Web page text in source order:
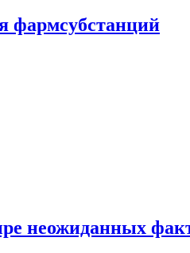
фармсубстанций
неожиданных